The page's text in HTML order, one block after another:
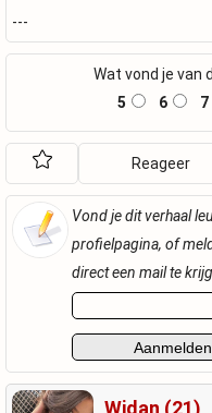
---
Wat vond je van
5
6 7
Reageer
Vond je dit verhaal
profielpagina, of
direct een mail te
Widan (21)